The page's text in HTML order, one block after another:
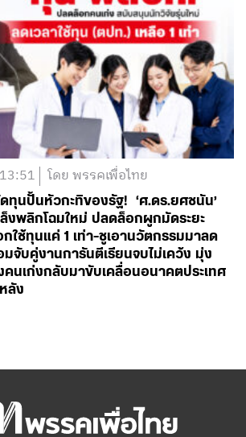
โดย พรรคเพื่อไทย
ทุนปั้นหัวกะทิของรัฐ! ‘ศ.ดร.ยศชนัน’
งพลิกโฉมใหม่ ปลดล็อกผูกมัดระยะ
ใช้ทุนแค่ 1 เท่า-ชูเอานวัตกรรมมาลด
จับคู่งานการันตีเรียนจบไม่เคว้ง มุ่ง
คนเก่งกลับมาขับเคลื่อนอนาคตประเทศ
ลัง